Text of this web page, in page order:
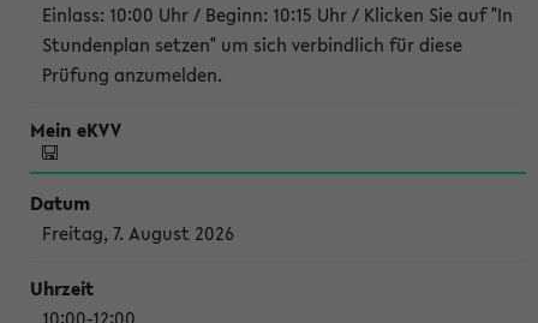
Einlass: 10:00 Uhr / Beginn: 10:15 Uhr / Klicken Sie auf "In
Stundenplan setzen" um sich verbindlich für diese
Prüfung anzumelden.
Freitag, 7. August 2026